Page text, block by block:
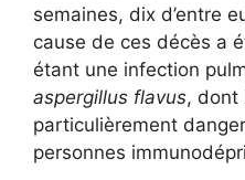
semaines, dix d’entre
cause de ces décès a
étant une infection
aspergillus flavus, dont
particulièrement
personnes